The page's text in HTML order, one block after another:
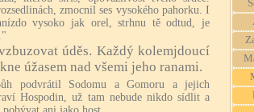
zmocnil ses vysokého pahorku. I
vysoko jak orel, strhnu tě odtud, je
úděs. Každý kolemjdoucí
úžasem nad všemi jeho ranami.
podvrátil Sodomu a Gomoru a jejich
Hospodin, už tam nebude nikdo sídlit a